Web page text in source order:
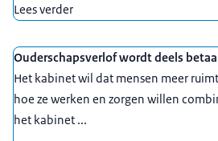
Lees verder
Ouderschapsverlof wordt deels
Het kabinet wil dat mensen meer
hoe ze werken en zorgen willen
het kabinet ...